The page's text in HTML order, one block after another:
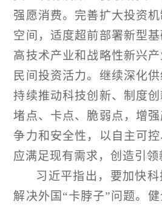
强愿消费。完善扩大投资
空间，适度超前部署新型
高技术产业和战略性新兴
民间投资活力。继续深化供
持续推动科技创新、制度
堵点、卡点、脆弱点，增
争力和安全性，以自主可
应满足现有需求，创造引领
习近平指出，要加快科
解决外国 “卡脖子”问题。